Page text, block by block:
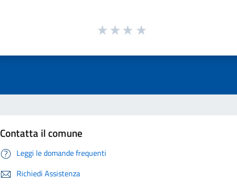
Contatta il comune
Leggi le domande frequenti
Richiedi Assistenza